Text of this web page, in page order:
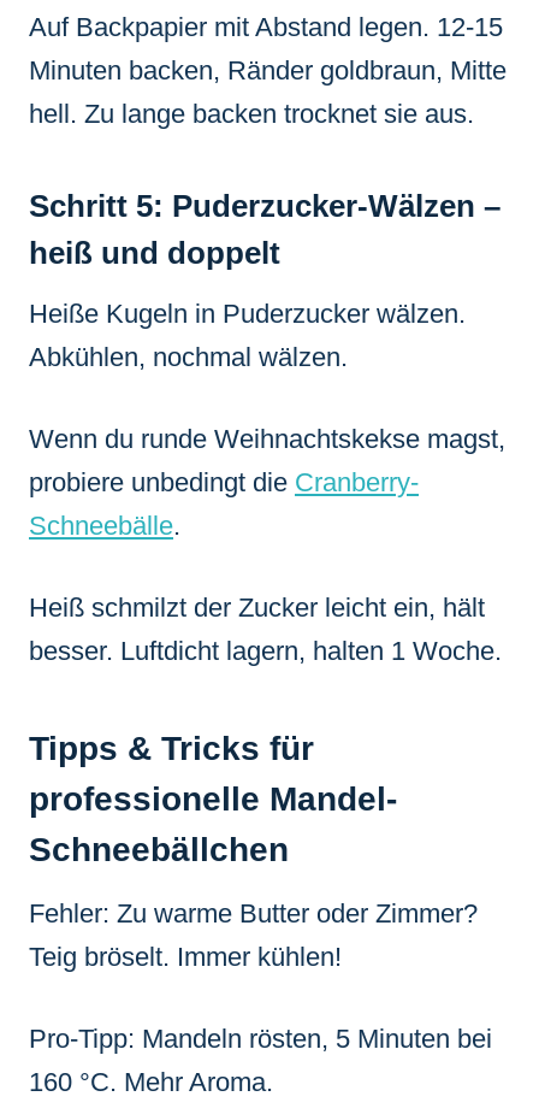
Auf Backpapier mit Abstand legen. 12-15
Minuten backen, Ränder goldbraun, Mitte
hell. Zu lange backen trocknet sie aus.
Schritt 5: Puderzucker-Wälzen –
heiß und doppelt
Heiße Kugeln in Puderzucker wälzen.
Abkühlen, nochmal wälzen.
Wenn du runde Weihnachtskekse magst,
probiere unbedingt die Cranberry-
Schneebälle.
Heiß schmilzt der Zucker leicht ein, hält
besser. Luftdicht lagern, halten 1 Woche.
Tipps & Tricks für
professionelle Mandel-
Schneebällchen
Fehler: Zu warme Butter oder Zimmer?
Teig bröselt. Immer kühlen!
Pro-Tipp: Mandeln rösten, 5 Minuten bei
160 °C. Mehr Aroma.